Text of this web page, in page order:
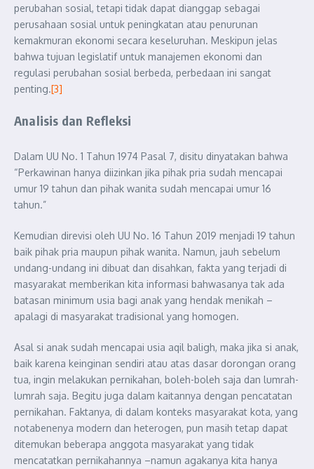
perubahan sosial, tetapi tidak dapat dianggap sebagai
perusahaan sosial untuk peningkatan atau penurunan
kemakmuran ekonomi secara keseluruhan. Meskipun jelas
bahwa tujuan legislatif untuk manajemen ekonomi dan
regulasi perubahan sosial berbeda, perbedaan ini sangat
penting.[3]
Analisis dan Refleksi
Dalam UU No. 1 Tahun 1974 Pasal 7, disitu dinyatakan bahwa
“Perkawinan hanya diizinkan jika pihak pria sudah mencapai
umur 19 tahun dan pihak wanita sudah mencapai umur 16
tahun.”
Kemudian direvisi oleh UU No. 16 Tahun 2019 menjadi 19 tahun
baik pihak pria maupun pihak wanita. Namun, jauh sebelum
undang-undang ini dibuat dan disahkan, fakta yang terjadi di
masyarakat memberikan kita informasi bahwasanya tak ada
batasan minimum usia bagi anak yang hendak menikah –
apalagi di masyarakat tradisional yang homogen.
Asal si anak sudah mencapai usia aqil baligh, maka jika si anak,
baik karena keinginan sendiri atau atas dasar dorongan orang
tua, ingin melakukan pernikahan, boleh-boleh saja dan lumrah-
lumrah saja. Begitu juga dalam kaitannya dengan pencatatan
pernikahan. Faktanya, di dalam konteks masyarakat kota, yang
notabenenya modern dan heterogen, pun masih tetap dapat
ditemukan beberapa anggota masyarakat yang tidak
mencatatkan pernikahannya –namun agakanya kita hanya